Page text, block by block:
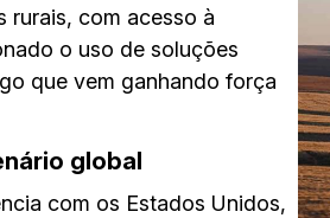
rurais, com acesso à
o uso de soluções
que vem ganhando força
global
com os Estados Unidos,